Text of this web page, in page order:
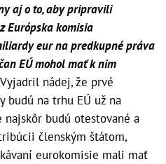
aj o to, aby pripravili
Európska komisia
eur na predkupné práva
EÚ mohol mať k nim
nádej, že prvé
budú na trhu EÚ už na
budú otestované a
členským štátom,
eurokomisie mali mať